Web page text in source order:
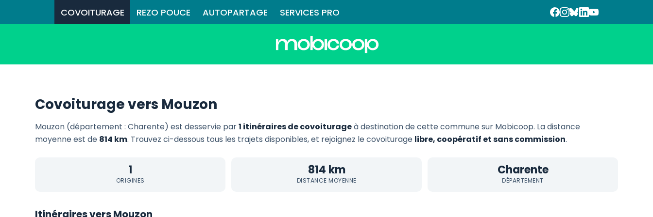
COVOITURAGE REZO POUCE AUTOPARTAGE SERVICES PRO
Covoiturage vers Mouzon
Mouzon (département : Charente) est desservie par1 itinéraires de covoiturageà destination de cette commune sur Mobicoop. La distance
moyenne est de 814 km. Trouvez ci-dessous tous les trajets disponibles, et rejoignez le covoiturage libre, coopératif et sans commission.
1
ORIGINES
814 km
DISTANCE MOYENNE
Charente
DÉPARTEMENT
Itinéraires vers Mouzon